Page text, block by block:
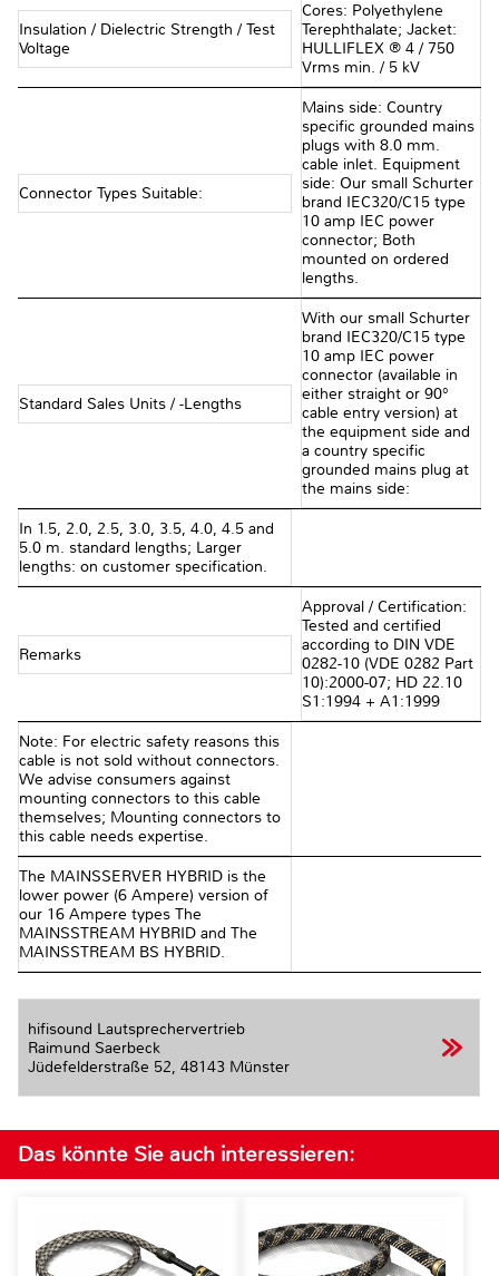
Insulation / Dielectric Strength / Test
Voltage
Cores: Polyethylene
Terephthalate; Jacket:
HULLIFLEX ® 4 / 750
Vrms min. / 5 kV
Connector Types Suitable:
Mains side: Country
specific grounded mains
plugs with 8.0 mm.
cable inlet. Equipment
side: Our small Schurter
brand IEC320/C15 type
10 amp IEC power
connector; Both
mounted on ordered
lengths.
Standard Sales Units / -Lengths
With our small Schurter
brand IEC320/C15 type
10 amp IEC power
connector (available in
either straight or 90°
cable entry version) at
the equipment side and
a country specific
grounded mains plug at
the mains side:
In 1.5, 2.0, 2.5, 3.0, 3.5, 4.0, 4.5 and
5.0 m. standard lengths; Larger
lengths: on customer specification.
Remarks
Approval / Certification:
Tested and certified
according to DIN VDE
0282-10 (VDE 0282 Part
10):2000-07; HD 22.10
S1:1994 + A1:1999
Note: For electric safety reasons this
cable is not sold without connectors.
We advise consumers against
mounting connectors to this cable
themselves; Mounting connectors to
this cable needs expertise.
The MAINSSERVER HYBRID is the
lower power (6 Ampere) version of
our 16 Ampere types The
MAINSSTREAM HYBRID and The
MAINSSTREAM BS HYBRID.
hifisound Lautsprechervertrieb
Raimund Saerbeck
Jüdefelderstraße 52, 48143 Münster
Das könnte Sie auch interessieren: